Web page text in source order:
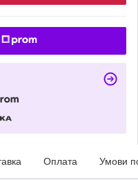
Оплата Умови